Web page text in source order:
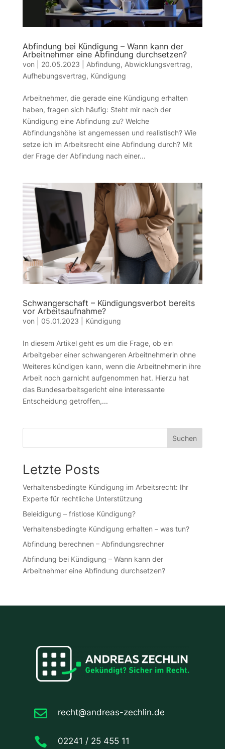
Abfindung bei Kündigung – Wann kann der
Arbeitnehmer eine Abfindung durchsetzen?
von 20.05.2023 Abfindung, Abwicklungsvertrag,
Aufhebungsvertrag, Kündigung
Arbeitnehmer, die gerade eine Kündigung erhalten
haben, fragen sich häufig: Steht mir nach der
Kündigung eine Abfindung zu? Welche
Abfindungshöhe ist angemessen und realistisch? Wie
setze ich im Arbeitsrecht eine Abfindung durch? Mit
der Frage der Abfindung nach einer...
Schwangerschaft – Kündigungsverbot bereits
vor Arbeitsaufnahme?
von 05.01.2023 Kündigung
In diesem Artikel geht es um die Frage, ob ein
Arbeitgeber einer schwangeren Arbeitnehmerin ohne
Weiteres kündigen kann, wenn die Arbeitnehmerin ihre
Arbeit noch garnicht aufgenommen hat. Hierzu hat
das Bundesarbeitsgericht eine interessante
Entscheidung getroffen,...
Suchen
Letzte Posts
Verhaltensbedingte Kündigung im Arbeitsrecht: Ihr
Experte für rechtliche Unterstützung
Beleidigung – fristlose Kündigung?
Verhaltensbedingte Kündigung erhalten – was tun?
Abfindung berechnen – Abfindungsrechner
Abfindung bei Kündigung – Wann kann der
Arbeitnehmer eine Abfindung durchsetzen?
 recht@andreas-zechlin.de
 02241 / 25 455 11